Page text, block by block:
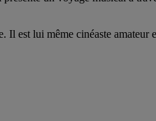
Il est lui même cinéaste